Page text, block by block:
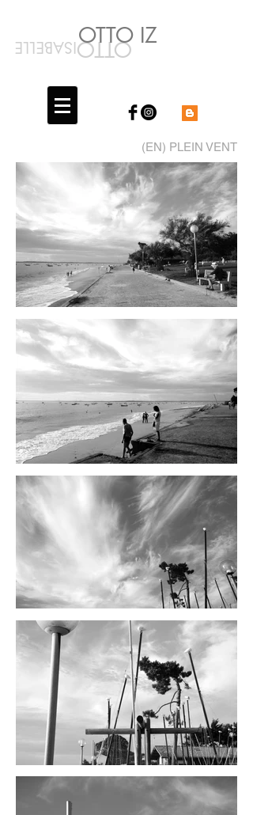
OTTO
ISABELLEOTTO IZ
(EN) PLEIN VENT